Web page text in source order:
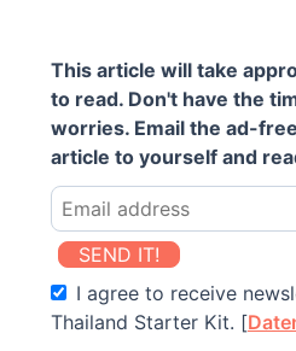
This article will take
to read. Don't have the
worries. Email the ad-
article to yourself and
SEND IT!
I agree to receive
Thailand Starter Kit. [